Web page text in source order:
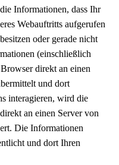
Informationen, dass Ihr
Webauftritts aufgerufen
oder gerade nicht
(einschließlich
direkt an einen
und dort
interagieren, wird die
an einen Server von
Die Informationen
und dort Ihren